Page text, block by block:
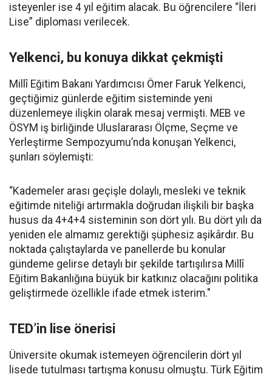
isteyenler ise 4 yıl eğitim alacak. Bu öğrencilere “İleri
Lise” diploması verilecek.
Yelkenci, bu konuya dikkat çekmişti
Millî Eğitim Bakanı Yardımcısı Ömer Faruk Yelkenci,
geçtiğimiz günlerde eğitim sisteminde yeni
düzenlemeye ilişkin olarak mesaj vermişti. MEB ve
ÖSYM iş birliğinde Uluslararası Ölçme, Seçme ve
Yerleştirme Sempozyumu’nda konuşan Yelkenci,
şunları söylemişti:
“Kademeler arası geçişle dolaylı, mesleki ve teknik
eğitimde niteliği artırmakla doğrudan ilişkili bir başka
husus da 4+4+4 sisteminin son dört yılı. Bu dört yılı da
yeniden ele almamız gerektiği şüphesiz aşikârdır. Bu
noktada çalıştaylarda ve panellerde bu konular
gündeme gelirse detaylı bir şekilde tartışılırsa Millî
Eğitim Bakanlığına büyük bir katkınız olacağını politika
geliştirmede özellikle ifade etmek isterim."
TED’in lise önerisi
Üniversite okumak istemeyen öğrencilerin dört yıl
lisede tutulması tartışma konusu olmuştu. Türk Eğitim